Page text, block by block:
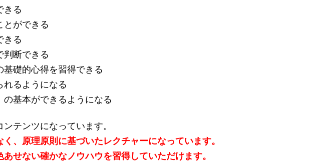
きる
とができる
きる
判断できる
基礎的心得を習得できる
れるようになる
の基本ができるようになる
テンツになっています。
、原理原則に基づいたレクチャーになっています。
せない確かなノウハウを習得していただけます。